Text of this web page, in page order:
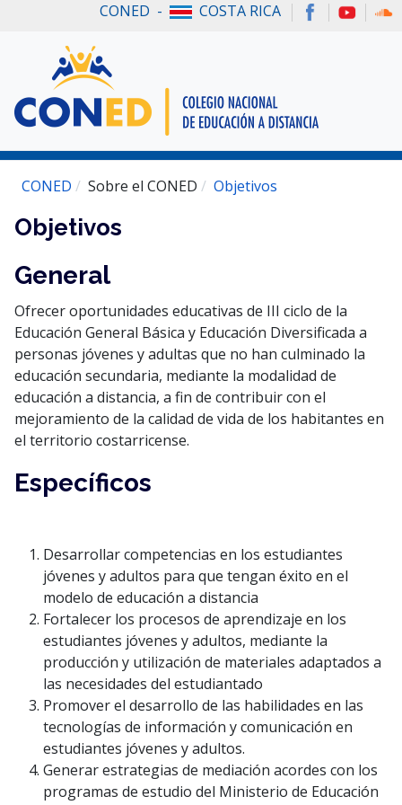
CONED - COSTA RICA
CONED Sobre el CONED Objetivos
Objetivos
General
Ofrecer oportunidades educativas de III ciclo de la
Educación General Básica y Educación Diversificada a
personas jóvenes y adultas que no han culminado la
educación secundaria, mediante la modalidad de
educación a distancia, a fin de contribuir con el
mejoramiento de la calidad de vida de los habitantes en
el territorio costarricense.
Específicos
Desarrollar competencias en los estudiantes
jóvenes y adultos para que tengan éxito en el
modelo de educación a distancia
Fortalecer los procesos de aprendizaje en los
estudiantes jóvenes y adultos, mediante la
producción y utilización de materiales adaptados a
las necesidades del estudiantado
Promover el desarrollo de las habilidades en las
tecnologías de información y comunicación en
estudiantes jóvenes y adultos.
Generar estrategias de mediación acordes con los
programas de estudio del Ministerio de Educación